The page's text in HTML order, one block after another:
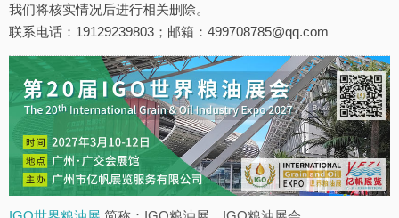
我们将核实情况后进行相关删除。
联系电话：19129239803；邮箱：499708785@qq.com